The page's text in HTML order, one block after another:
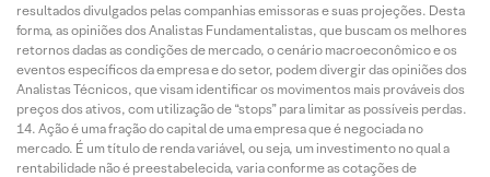
resultados divulgados pelas companhias emissoras e suas projeções. Desta
forma, as opiniões dos Analistas Fundamentalistas, que buscam os melhores
retornos dadas as condições de mercado, o cenário macroeconômico e os
eventos específicos da empresa e do setor, podem divergir das opiniões dos
Analistas Técnicos, que visam identificar os movimentos mais prováveis dos
preços dos ativos, com utilização de “stops” para limitar as possíveis perdas.
Ação é uma fração do capital de uma empresa que é negociada no
mercado. É um título de renda variável, ou seja, um investimento no qual a
rentabilidade não é preestabelecida, varia conforme as cotações de